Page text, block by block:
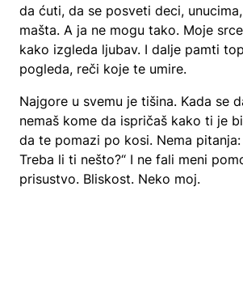
da ćuti, da se posveti deci,
mašta. A ja ne mogu tako. Moje
kako izgleda ljubav. I dalje pamti
pogleda, reči koje te umire.
Najgore u svemu je tišina. Kada se
nemaš kome da ispričaš kako ti je
da te pomazi po kosi. Nema pitanja:
Treba li ti nešto?“ I ne fali meni
prisustvo. Bliskost. Neko moj.